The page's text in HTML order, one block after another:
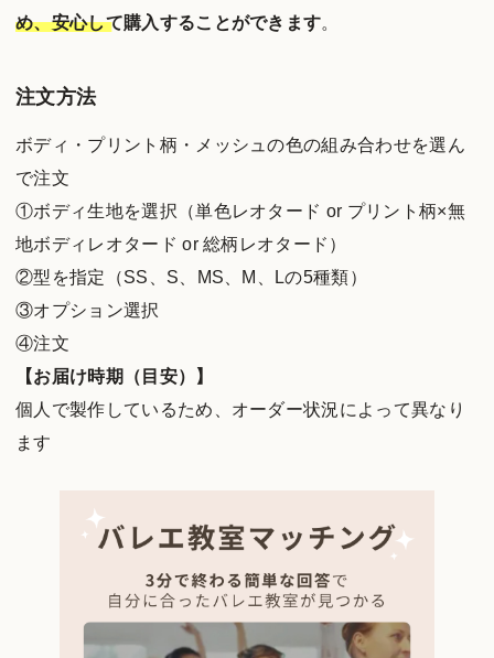
め、安心して購入することができます。
注文方法
ボディ・プリント柄・メッシュの色の組み合わせを選ん
で注文
①ボディ生地を選択（単色レオタード or プリント柄×無
地ボディレオタード or 総柄レオタード）
②型を指定（SS、S、MS、M、Lの5種類）
③オプション選択
④注文
【お届け時期（目安）】
個人で製作しているため、オーダー状況によって異なり
ます